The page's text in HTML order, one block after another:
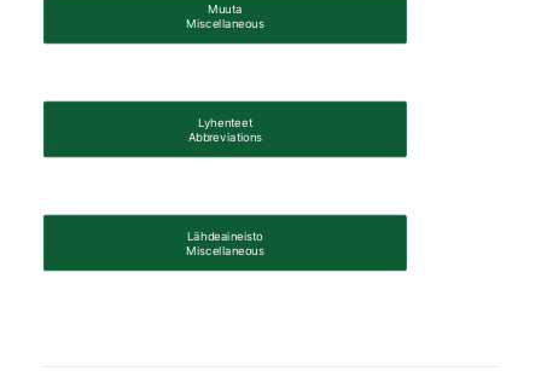
Muuta
Miscellaneous
Lyhenteet
Abbreviations
Lähdeaineisto
Miscellaneous